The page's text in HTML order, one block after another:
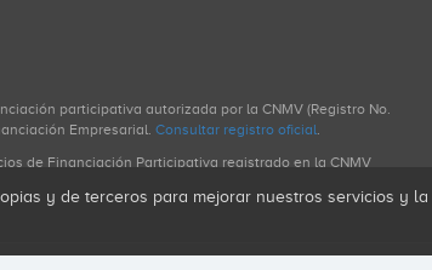
participativa autorizada por la CNMV (Registro No.
Empresarial. Consultar registro oficial.
de Financiación Participativa registrado en la CNMV
y de terceros para mejorar nuestros servicios y